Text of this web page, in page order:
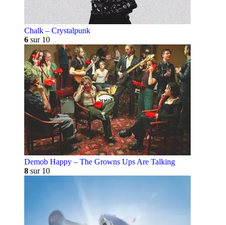
Chalk – Crystalpunk
6 sur 10
Demob Happy – The Growns Ups Are Talking
8 sur 10